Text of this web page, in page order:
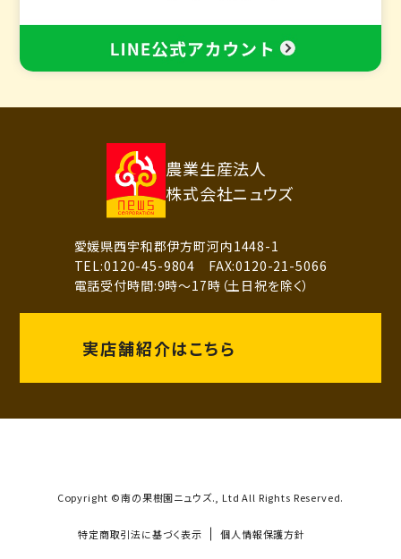
農業生産法人
株式会社ニュウズ
愛媛県西宇和郡伊方町河内1448-1
TEL:0120-45-9804 FAX:0120-21-5066
電話受付時間:9時～17時（土日祝を除く）
実店舗紹介はこちら
Copyright ©南の果樹園ニュウズ., Ltd All Rights Reserved.
特定商取引法に基づく表示 個人情報保護方針